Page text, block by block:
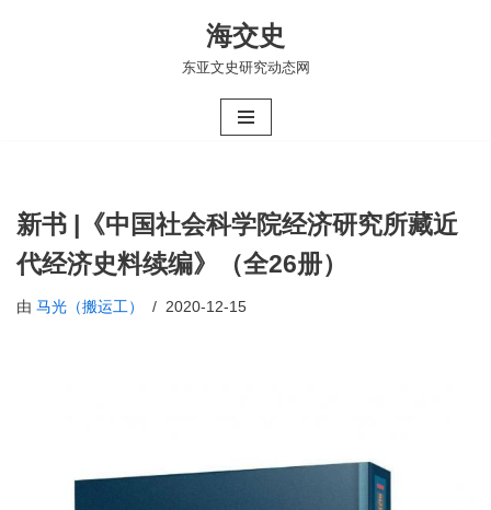
海交史
东亚文史研究动态网
新书 |《中国社会科学院经济研究所藏近
代经济史料续编》（全26册）
由 马光（搬运工） 2020-12-15